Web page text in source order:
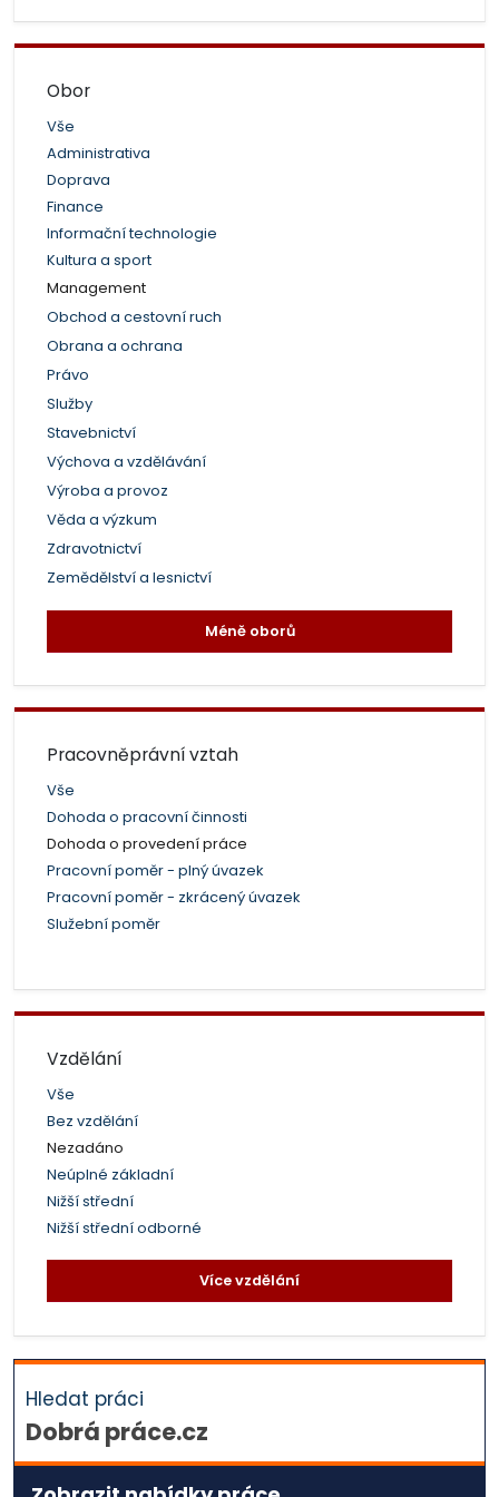
Obor
Vše
Administrativa
Doprava
Finance
Informační technologie
Kultura a sport
Management
Obchod a cestovní ruch
Obrana a ochrana
Právo
Služby
Stavebnictví
Výchova a vzdělávání
Výroba a provoz
Věda a výzkum
Zdravotnictví
Zemědělství a lesnictví
Méně oborů
Pracovněprávní vztah
Vše
Dohoda o pracovní činnosti
Dohoda o provedení práce
Pracovní poměr - plný úvazek
Pracovní poměr - zkrácený úvazek
Služební poměr
Vzdělání
Vše
Bez vzdělání
Nezadáno
Neúplné základní
Nižší střední
Nižší střední odborné
Více vzdělání
Hledat práci
Dobrá práce.cz